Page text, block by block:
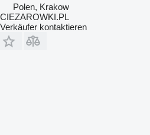
Polen, Krakow
CIEZAROWKI.PL
Verkäufer kontaktieren